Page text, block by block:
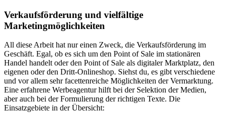
Verkaufsförderung und vielfältige
Marketingmöglichkeiten
All diese Arbeit hat nur einen Zweck, die Verkaufsförderung im
Geschäft. Egal, ob es sich um den Point of Sale im stationären
Handel handelt oder den Point of Sale als digitaler Marktplatz, den
eigenen oder den Dritt-Onlineshop. Siehst du, es gibt verschiedene
und vor allem sehr facettenreiche Möglichkeiten der Vermarktung.
Eine erfahrene Werbeagentur hilft bei der Selektion der Medien,
aber auch bei der Formulierung der richtigen Texte. Die
Einsatzgebiete in der Übersicht: